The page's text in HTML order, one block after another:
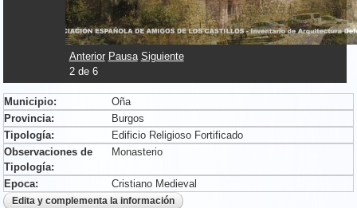
Anterior Pausa Siguiente
2de 6
Municipio:
Oña
Provincia:
Burgos
Tipología:
Edificio Religioso Fortificado
Observaciones de
Tipología:
Monasterio
Epoca: Cristiano Medieval